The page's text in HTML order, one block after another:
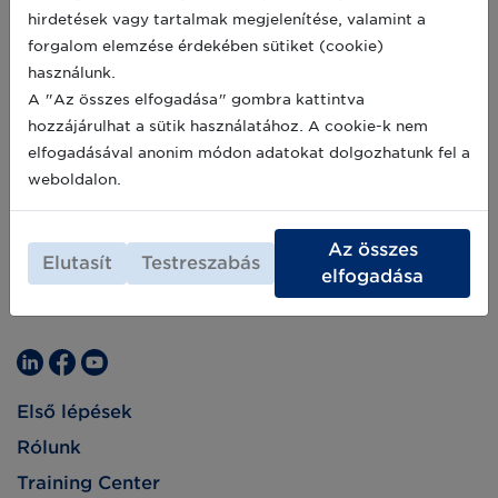
szeptember 29-én 9:00-15:00 óra között kerül
sor a Microsoft Teams platformon. A program
a GS1 Magyarország partnerei számára
ingyenes!
2021-09-17
Első lépések
Rólunk
Training Center
hirdetések vagy tartalmak megjelenítése, valamint a
forgalom elemzése érdekében sütiket (cookie)
használunk.
A "Az összes elfogadása" gombra kattintva
hozzájárulhat a sütik használatához. A cookie-k nem
elfogadásával anonim módon adatokat dolgozhatunk fel a
weboldalon.
Elutasít Testreszabás
Az összes
elfogadása